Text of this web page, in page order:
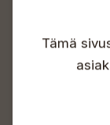
Info &
+358 50 388
Tämä